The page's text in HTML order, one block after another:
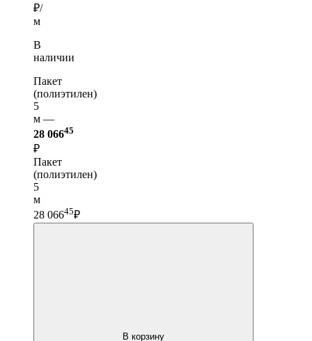
₽/
м
В
наличии
Пакет
(полиэтилен)
5
м —
28 06645
₽
Пакет
(полиэтилен)
5
м
28 06645₽
В корзину